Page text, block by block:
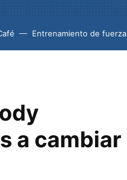
Entrenamiento de fuerza
a cambiar